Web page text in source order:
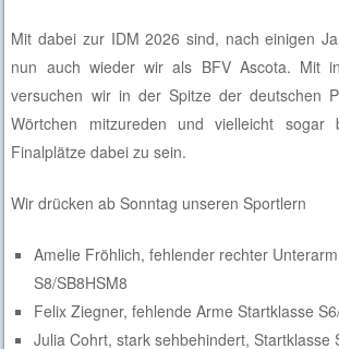
Mit dabei zur IDM 2026 sind, nach einigen
nun auch wieder wir als BFV Ascota. Mit
versuchen wir in der Spitze der deutschen
Wörtchen mitzureden und vielleicht
Finalplätze dabei zu sein.
Wir drücken ab Sonntag unseren Sportlern
Amelie Fröhlich, fehlender rechter
S8/SB8HSM8
Felix Ziegner, fehlende Arme Startklasse
Julia Cohrt, stark sehbehindert, Startklasse